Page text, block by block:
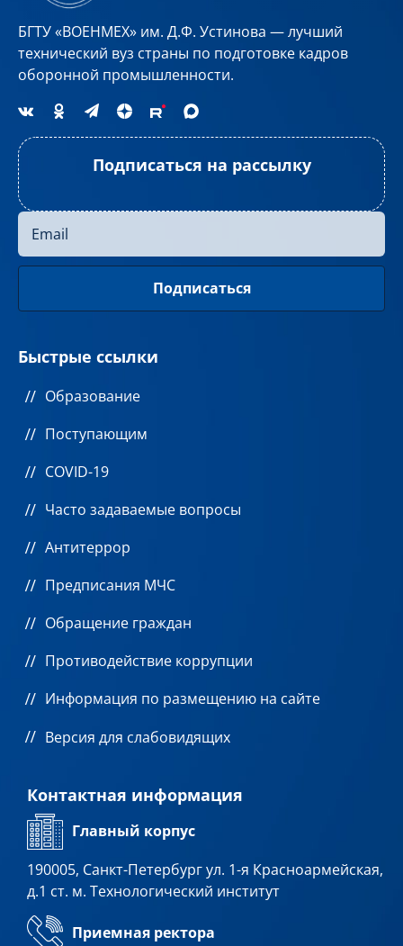
БГТУ «ВОЕНМЕХ» им. Д.Ф. Устинова — лучший
технический вуз страны по подготовке кадров
оборонной промышленности.
Подписаться на рассылку
Быстрые ссылки
Образование
Поступающим
COVID-19
Часто задаваемые вопросы
Антитеррор
Предписания МЧС
Обращение граждан
Противодействие коррупции
Информация по размещению на сайте
Версия для слабовидящих
Контактная информация
Главный корпус
190005, Санкт-Петербург ул. 1-я Красноармейская,
д.1 ст. м. Технологический институт
Приемная ректора